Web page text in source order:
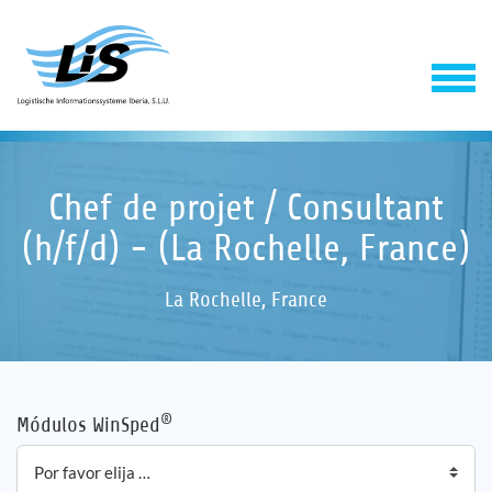
Software
Servicios
Empresa
Chef de projet / Consultant
(h/f/d) - (La Rochelle, France)
La Rochelle, France
Módulos WinSped ®